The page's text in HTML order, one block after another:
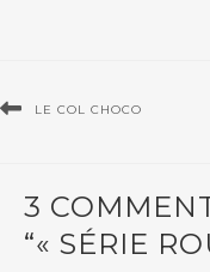
LE COL CHOCO
3
“« SÉRIE